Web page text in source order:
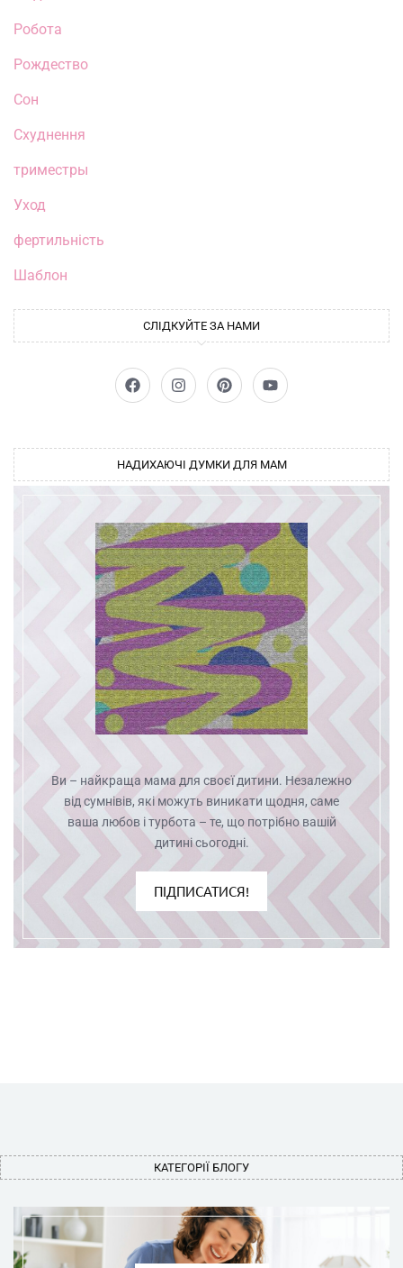
Робота
Рождество
Сон
Схуднення
триместры
Уход
фертильність
Шаблон
СЛІДКУЙТЕ ЗА НАМИ
НАДИХАЮЧІ ДУМКИ ДЛЯ МАМ
Ви – найкраща мама для своєї дитини. Незалежно
від сумнівів, які можуть виникати щодня, саме
ваша любов і турбота – те, що потрібно вашій
дитині сьогодні.
ПІДПИСАТИСЯ!
КАТЕГОРІЇ БЛОГУ